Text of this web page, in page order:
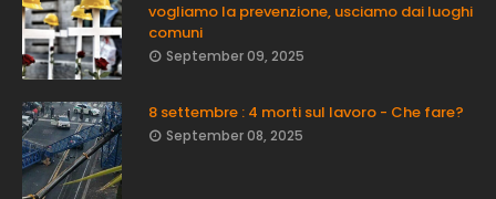
vogliamo la prevenzione, usciamo dai luoghi
comuni
September 09, 2025
8 settembre : 4 morti sul lavoro - Che fare?
September 08, 2025